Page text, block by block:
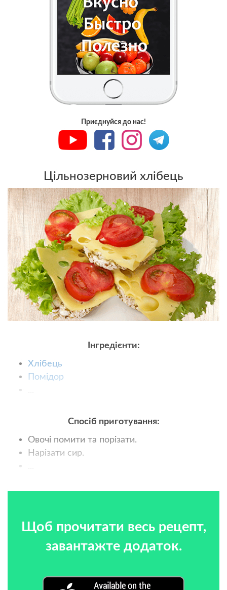
Приєднуйся до нас!
Цільнозерновий хлібець
Інгредієнти:
Хлібець
Помідор
Спосіб приготування:
Овочі помити та порізати.
Нарізати сир.
Щоб прочитати весь рецепт,
завантажте додаток.